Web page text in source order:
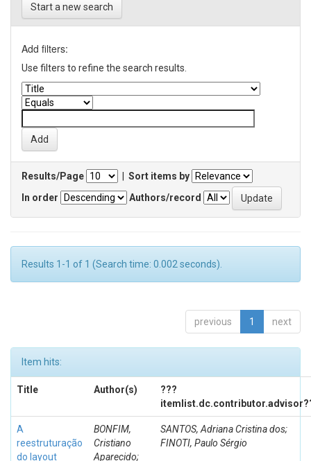
Start a new search
Add filters:
Use filters to refine the search results.
Results/Page
Sort items by
In order
Authors/record
Results 1-1 of 1 (Search time: 0.002 seconds).
previous 1 next
Item hits:
Title Author(s)
???
A
reestruturação
do layout
BONFIM,
Cristiano
Aparecido;
SANTOS, Adriana Cristina dos;
FINOTI, Paulo Sérgio